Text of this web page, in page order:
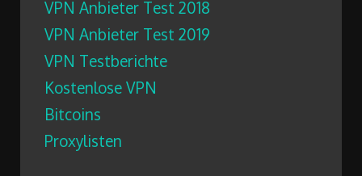
VPN Anbieter Test 2018
VPN Anbieter Test 2019
VPN Testberichte
Kostenlose VPN
Bitcoins
Proxylisten